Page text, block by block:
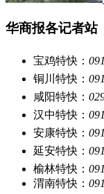
华商报各记者站
宝鸡特快：
铜川特快：
咸阳特快：
汉中特快：
安康特快：
延安特快：
榆林特快：
渭南特快：